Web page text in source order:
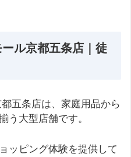
ル京都五条店｜徒
五条店は、家庭用品から
う大型店舗です。
ッピング体験を提供して